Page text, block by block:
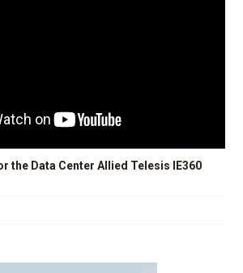
the Data Center Allied Telesis IE360